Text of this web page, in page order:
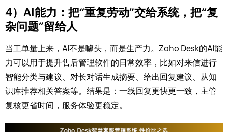
4）AI能力：把“重复劳动”交给系统，把“复
杂问题”留给人
当工单量上来，AI不是噱头，而是生产力。Zoho Desk的AI能
力可以用于提升售后管理软件的日常效率，比如对来信进行
智能分类与建议、对长对话生成摘要、给出回复建议、从知
识库推荐相关答案等。结果是：一线回复更快更一致，主管
复核更省时间，服务体验更稳定。